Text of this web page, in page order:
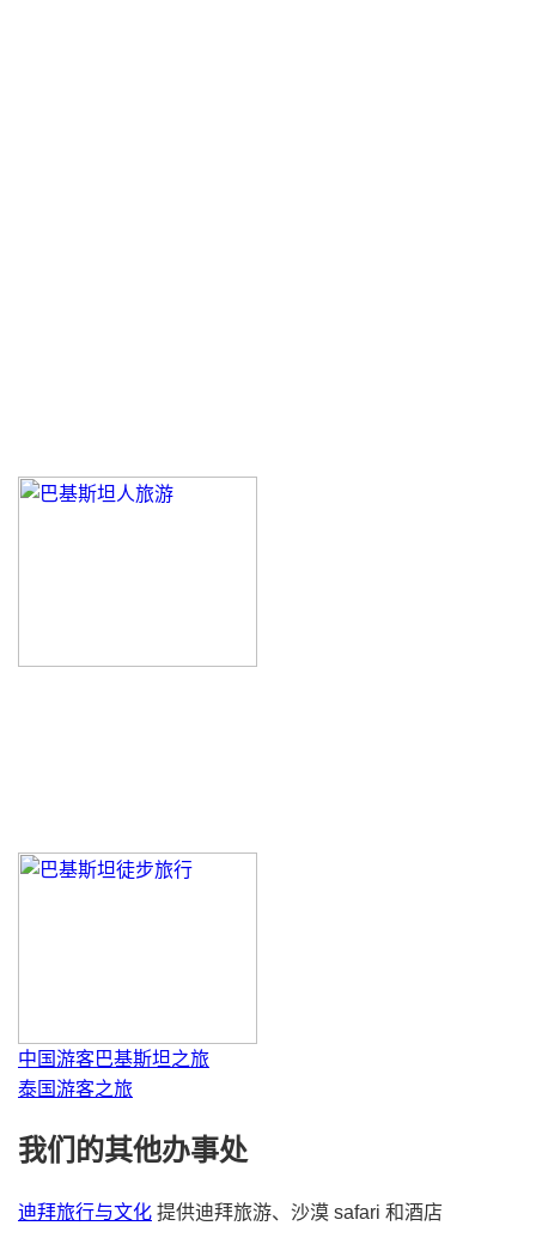
中国游客巴基斯坦之旅
泰国游客之旅
我们的其他办事处
迪拜旅行与文化 提供迪拜旅游、沙漠 safari 和酒店